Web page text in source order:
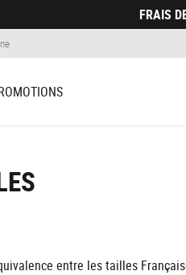
FRAIS
entre les tailles